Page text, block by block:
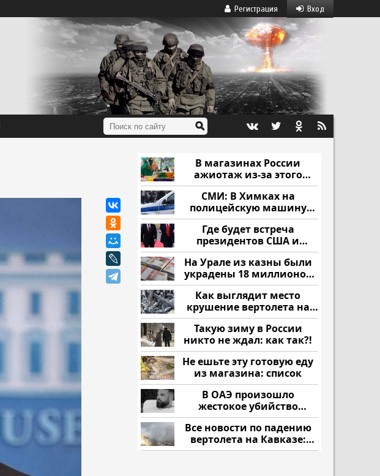
Вход
Регистрация
В магазинах России
ажиотаж из-за этого
продукта: что купить?
СМИ: В Химках на
полицейскую машину
напали и подожгли.
Где будет встреча
президентов США и
России: Европа?
На Урале из казны были
украдены 18 миллионов
рублей
Как выглядит место
крушение вертолета на
Кавказе: смотреть
Такую зиму в России
никто не ждал: как так?!
Не ешьте эту готовую еду
из магазина: список
В ОАЭ произошло
жестокое убийство
криптомиллионера
Все новости по падению
вертолета на Кавказе:
читать здесь